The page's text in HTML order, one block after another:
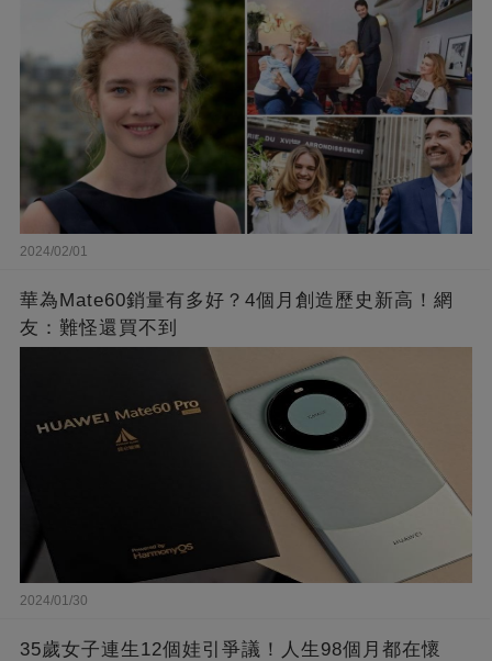
2024/02/01
華為Mate60銷量有多好？4個月創造歷史新高！網
友：難怪還買不到
2024/01/30
35歲女子連生12個娃引爭議！人生98個月都在懷